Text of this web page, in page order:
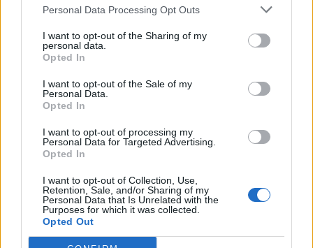
Personal Data Processing Opt Outs
I want to opt-out of the Sharing of my
personal data.
Opted In
I want to opt-out of the Sale of my
Personal Data.
Opted In
I want to opt-out of processing my
Personal Data for Targeted Advertising.
Opted In
I want to opt-out of Collection, Use,
Retention, Sale, and/or Sharing of my
Personal Data that Is Unrelated with the
Purposes for which it was collected.
Opted Out
anexo a las instalaciones ya insistentes. Además, su puesta en
trabajo.
http://www.elcorreogallego.es/galicia/ecg/gesuga-creara-
fertilizantes-subproductos-animales/idEdicion-2017-04-
07/idNoticia-1049719/
desactivadosen
Gesuga
fertilizantes
con
subproductos
animales
Para compartir esta historia, elija cualquier plataforma